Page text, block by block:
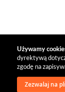
Używamy
dyrektywą
zgodę na
Zezwalaj na